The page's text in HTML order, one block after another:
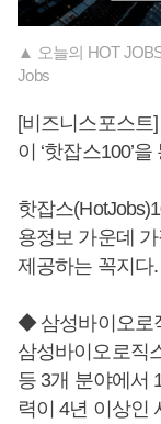
▲ 오늘의 HOT
Jobs
[비즈니스포스트
이 ‘핫잡스100’
핫잡스
용정보 가운데
제공하는 꼭지다.
◆ 삼성바이오로
삼성바이오로직
등 3개 분야에서
력이 4년 이상인